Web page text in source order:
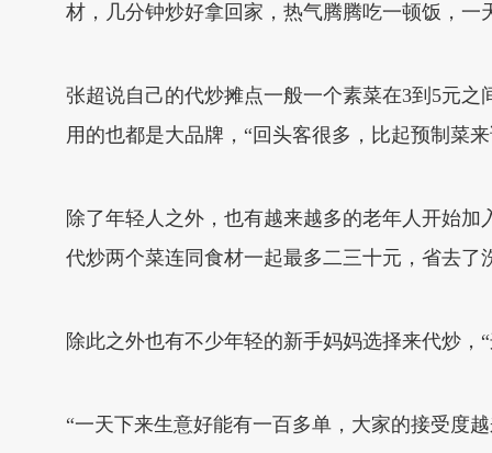
材，几分钟炒好拿回家，热气腾腾吃一顿饭，一
张超说自己的代炒摊点一般一个素菜在3到5元
用的也都是大品牌，“回头客很多，比起预制菜
除了年轻人之外，也有越来越多的老年人开始
代炒两个菜连同食材一起最多二三十元，省去了
除此之外也有不少年轻的新手妈妈选择来代炒
“一天下来生意好能有一百多单，大家的接受度